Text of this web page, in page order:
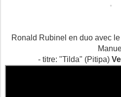
Ronald Rubinel en duo avec
- titre: "Tilda" (Pitipa)